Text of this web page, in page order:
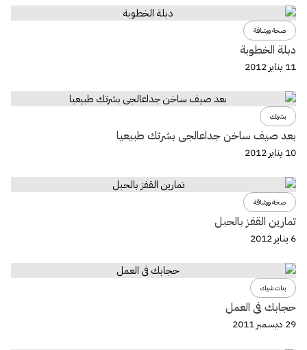
صحة ورشاقة
دبلة الخطوبة
11 يناير 2012
بشرتك
بعد صيف ساخن جداعالجى بشرتك طبيعيا
10 يناير 2012
صحة ورشاقة
تمارين القفز بالحبل
6 يناير 2012
بنات شيك
حجابك فى العمل
29 ديسمبر 2011